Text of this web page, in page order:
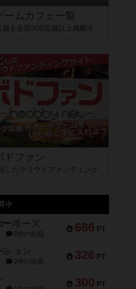
ームカフェ一覧
舗を全国500店舗以上掲載中
ドファン
したクラウドファンディング
中
686 PT
ーラーズ
2件の投稿
326 PT
ション
2件の投稿
300 PT